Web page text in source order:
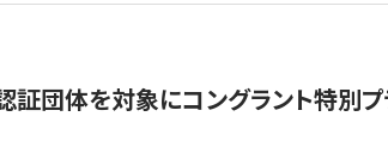
団体を対象にコングラント特別プ